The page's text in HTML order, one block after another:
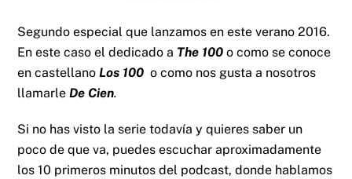
Segundo especial que lanzamos en este verano 2016.
En este caso el dedicado a The 100 o como se conoce
en castellano Los 100 o como nos gusta a nosotros
llamarle De Cien.
Si no has visto la serie todavía y quieres saber un
poco de que va, puedes escuchar aproximadamente
los 10 primeros minutos del podcast, donde hablamos